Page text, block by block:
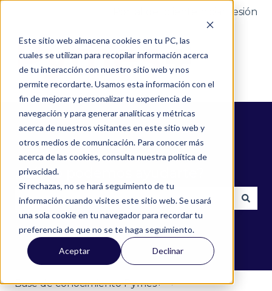
Este sitio web almacena cookies en tu PC, las
cuales se utilizan para recopilar información acerca
de tu interacción con nuestro sitio web y nos
permite recordarte. Usamos esta información con el
fin de mejorar y personalizar tu experiencia de
navegación y para generar analíticas y métricas
acerca de nuestros visitantes en este sitio web y
otros medios de comunicación. Para conocer más
acerca de las cookies, consulta nuestra política de
privacidad.
Si rechazas, no se hará seguimiento de tu
información cuando visites este sitio web. Se usará
una sola cookie en tu navegador para recordar tu
preferencia de que no se te haga seguimiento.
Aceptar Declinar
Iniciar sesión
¿Cómo podemos ayudarte?
No hay sugerencias porque el campo de
Base de conocimiento Pymes+